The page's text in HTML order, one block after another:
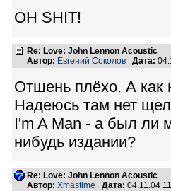
OH SHIT!
Re: Love: John Lennon Acoustic
Автор: Евгений Соколов Дата:
Отшень плёхо. А как
Надеюсь там нет
I'm A Man - а был ли
нибудь издании?
Re: Love: John Lennon Acoustic
Автор: Xmastime Дата: 04.11.04